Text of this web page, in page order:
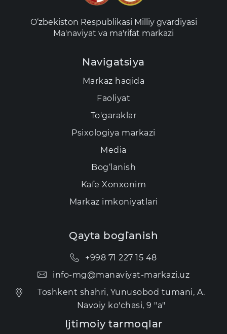
O‘zbekiston Respublikasi Milliy gvardiyasi
Ma'naviyat va ma'rifat markazi
Navigatsiya
Markaz haqida
Faoliyat
To'garaklar
Psixologiya markazi
Media
Bog‘lanish
Kаfе Xonxonim
Markaz imkoniyatlari
Qayta bog`lanish
+998 71 227 15 48
info-mg@manaviyat-markazi.uz
Toshkent shahri, Yunusobod tumani, A.
Navoiy ko'chasi, 9 "a"
Ijtimoiy tarmoqlar